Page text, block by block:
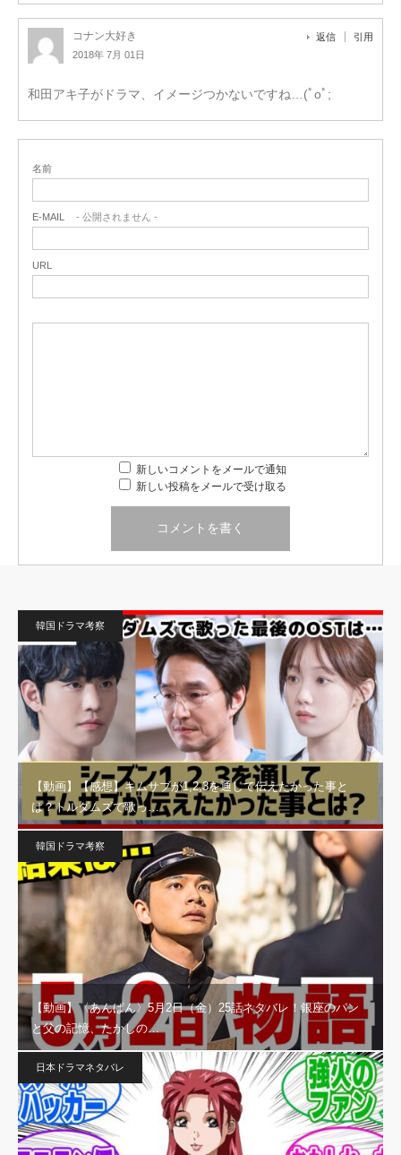
コナン大好き
2018年 7月 01日
返信 引用
和田アキ子がドラマ、イメージつかないですね…(ﾟoﾟ;
名前
E-MAIL - 公開されません -
URL
新しいコメントをメールで通知
新しい投稿をメールで受け取る
韓国ドラマ考察
【動画】【感想】キムサブが1,2,3を通して伝えたかった事と
は？トルダムズで歌っ…
韓国ドラマ考察
【動画】〈あんぱん〉5月2日（金）25話ネタバレ！銀座のパン
と父の記憶、たかしの…
日本ドラマネタバレ